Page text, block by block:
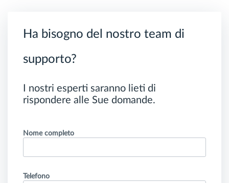
Ha bisogno del nostro team di
supporto?
I nostri esperti saranno lieti di
rispondere alle Sue domande.
Nome completo
Telefono